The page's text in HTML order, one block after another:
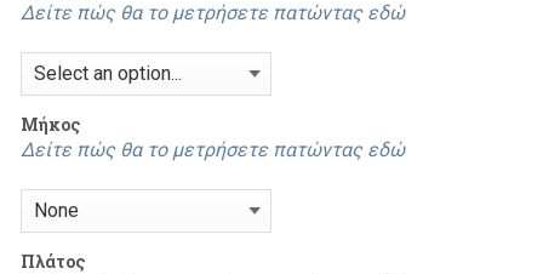
Δείτε πώς θα το μετρήσετε πατώντας εδώ
Mήκος
Δείτε πώς θα το μετρήσετε πατώντας εδώ
Πλάτος